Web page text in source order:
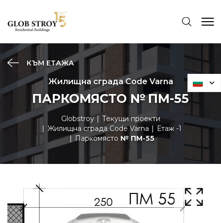
КЪМ ЕТАЖА
Жилищна сграда Code Varna
ПАРКОМЯСТО № ПМ-55
Globstroy
Текущи проекти
Жилищна сграда Code Varna
Етаж -1
Паркомясто № ПМ-55